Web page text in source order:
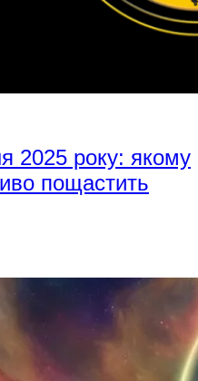
2025 року: якому
пощастить